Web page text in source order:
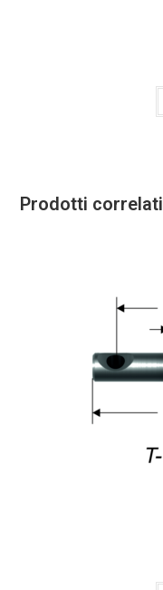
Prodotti correlati